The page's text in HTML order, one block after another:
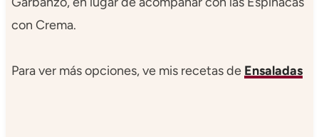
con Crema.
Para ver más opciones, ve mis recetas de Ensaladas